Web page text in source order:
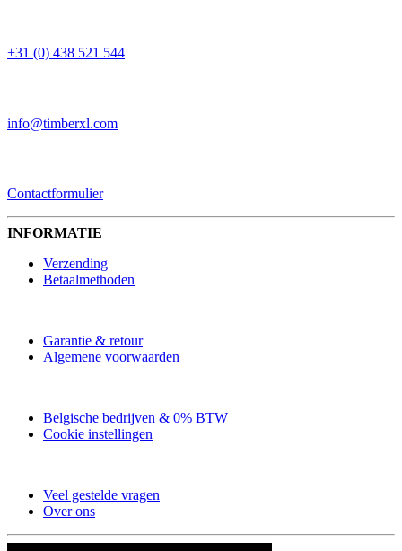
+31 (0) 438 521 544
info@timberxl.com
Contactformulier
INFORMATIE
Verzending
Betaalmethoden
Garantie & retour
Algemene voorwaarden
Belgische bedrijven & 0% BTW
Cookie instellingen
Veel gestelde vragen
Over ons